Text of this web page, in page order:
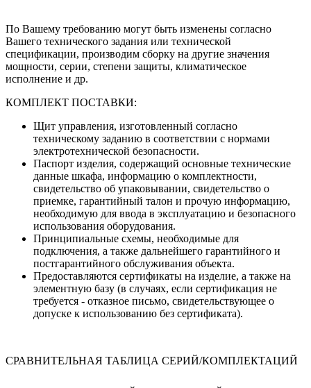
По Вашему требованию могут быть изменены согласно
Вашего технического задания или технической
спецификации, производим сборку на другие значения
мощности, серии, степени защиты, климатическое
исполнение и др.
КОМПЛЕКТ ПОСТАВКИ:
Щит управления, изготовленный согласно
техническому заданию в соответствии с нормами
электротехнической безопасности.
Паспорт изделия, содержащий основные технические
данные шкафа, информацию о комплектности,
свидетельство об упаковывании, свидетельство о
приемке, гарантийный талон и прочую информацию,
необходимую для ввода в эксплуатацию и безопасного
использования оборудования.
Принципиальные схемы, необходимые для
подключения, а также дальнейшего гарантийного и
постгарантийного обслуживания объекта.
Предоставляются сертификаты на изделие, а также на
элементную базу (в случаях, если сертификация не
требуется - отказное письмо, свидетельствующее о
допуске к использованию без сертификата).
СРАВНИТЕЛЬНАЯ ТАБЛИЦА СЕРИЙ/КОМПЛЕКТАЦИЙ